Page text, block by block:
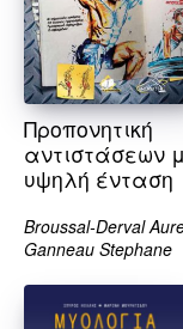
Προπονητική
αντιστάσεων
υψηλή ένταση
Broussal-Derval
Ganneau Stephane